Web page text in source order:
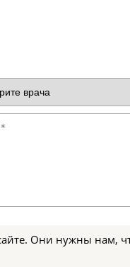
Они нужны нам,